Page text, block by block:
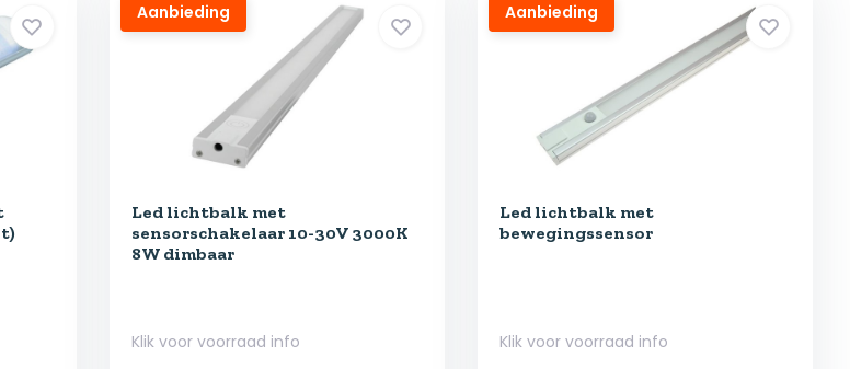
Aanbieding
Led lichtbalk met
sensorschakelaar 10-30V 3000K
8W dimbaar
Klik voor voorraad info
Aanbieding
Led lichtbalk met
bewegingssensor
Klik voor voorraad info